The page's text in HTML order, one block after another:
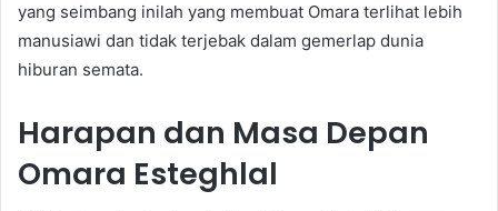
yang seimbang inilah yang membuat Omara terlihat lebih
manusiawi dan tidak terjebak dalam gemerlap dunia
hiburan semata.
Harapan dan Masa Depan
Omara Esteghlal